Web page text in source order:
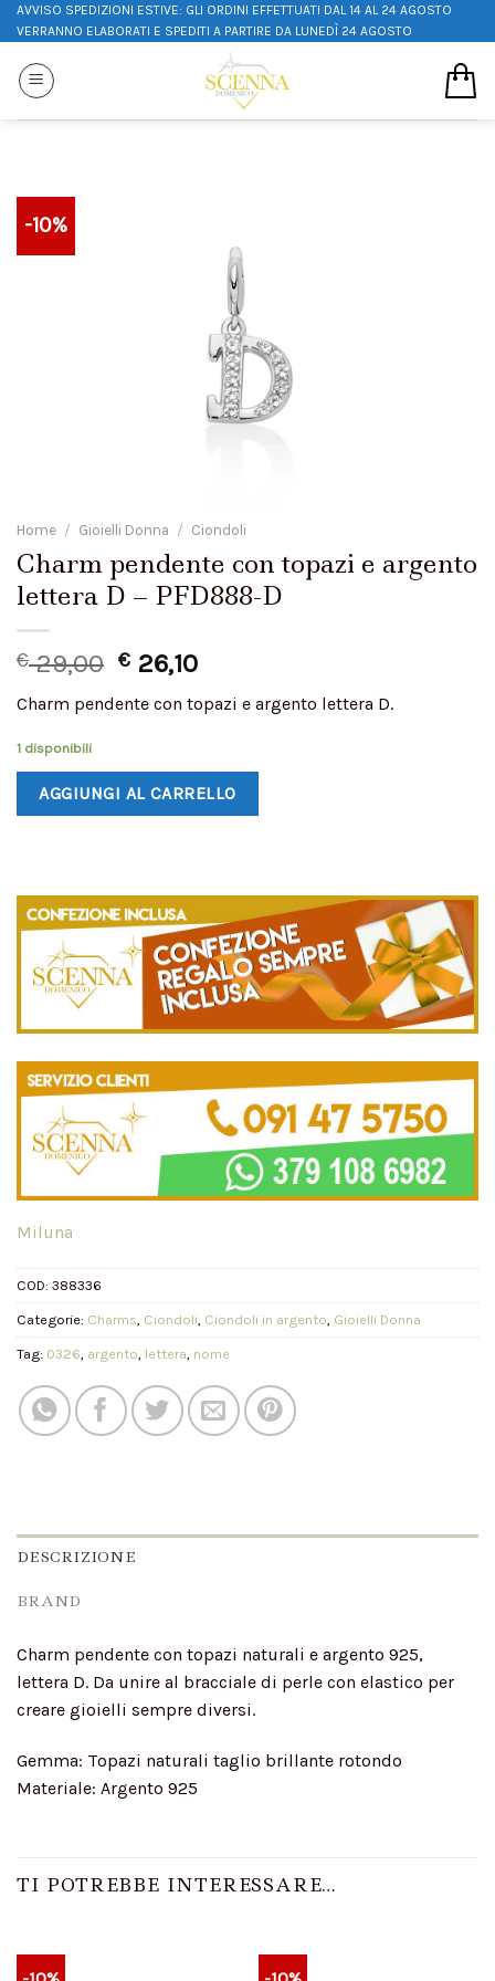
AVVISO SPEDIZIONI ESTIVE: GLI ORDINI EFFETTUATI DAL 14 AL 24 AGOSTO
VERRANNO ELABORATI E SPEDITI A PARTIRE DA LUNEDÌ 24 AGOSTO
-10%
Home / Gioielli Donna / Ciondoli
Charm pendente con topazi e argento
lettera D – PFD888-D
€29,00 € 26,10
Charm pendente con topazi e argento lettera D.
1 disponibili
AGGIUNGI AL CARRELLO
Miluna
COD: 388336
Categorie: Charms Ciondoli Ciondoli in argento Gioielli Donna
Tag: 0326 argento lettera nome
DESCRIZIONE
BRAND
Charm pendente con topazi naturali e argento 925,
lettera D. Da unire al bracciale di perle con elastico per
creare gioielli sempre diversi.
Gemma: Topazi naturali taglio brillante rotondo
Materiale: Argento 925
TI POTREBBE INTERESSARE…